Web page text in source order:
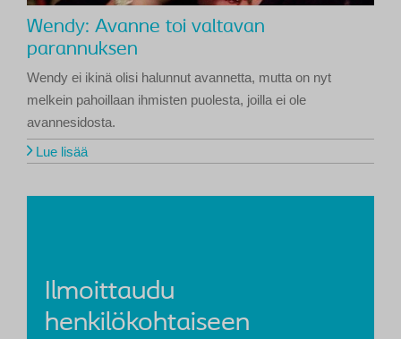
Wendy: Avanne toi valtavan
parannuksen
Wendy ei ikinä olisi halunnut avannetta, mutta on nyt
melkein pahoillaan ihmisten puolesta, joilla ei ole
avannesidosta.
Lue lisää
Ilmoittaudu
henkilökohtaiseen